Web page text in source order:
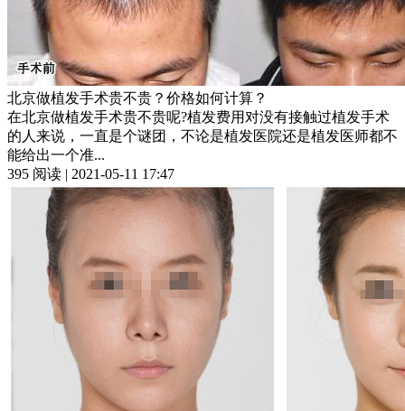
北京做植发手术贵不贵？价格如何计算？
在北京做植发手术贵不贵呢?植发费用对没有接触过植发手术
的人来说，一直是个谜团，不论是植发医院还是植发医师都不
能给出一个准...
395 阅读 | 2021-05-11 17:47